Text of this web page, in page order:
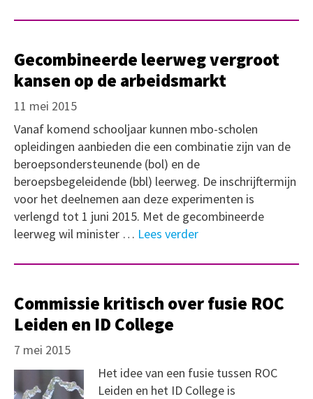
Gecombineerde leerweg vergroot
kansen op de arbeidsmarkt
11 mei 2015
Vanaf komend schooljaar kunnen mbo-scholen
opleidingen aanbieden die een combinatie zijn van de
beroepsondersteunende (bol) en de
beroepsbegeleidende (bbl) leerweg. De inschrijftermijn
voor het deelnemen aan deze experimenten is
verlengd tot 1 juni 2015. Met de gecombineerde
leerweg wil minister … Lees verder
Commissie kritisch over fusie ROC
Leiden en ID College
7 mei 2015
Het idee van een fusie tussen ROC
Leiden en het ID College is